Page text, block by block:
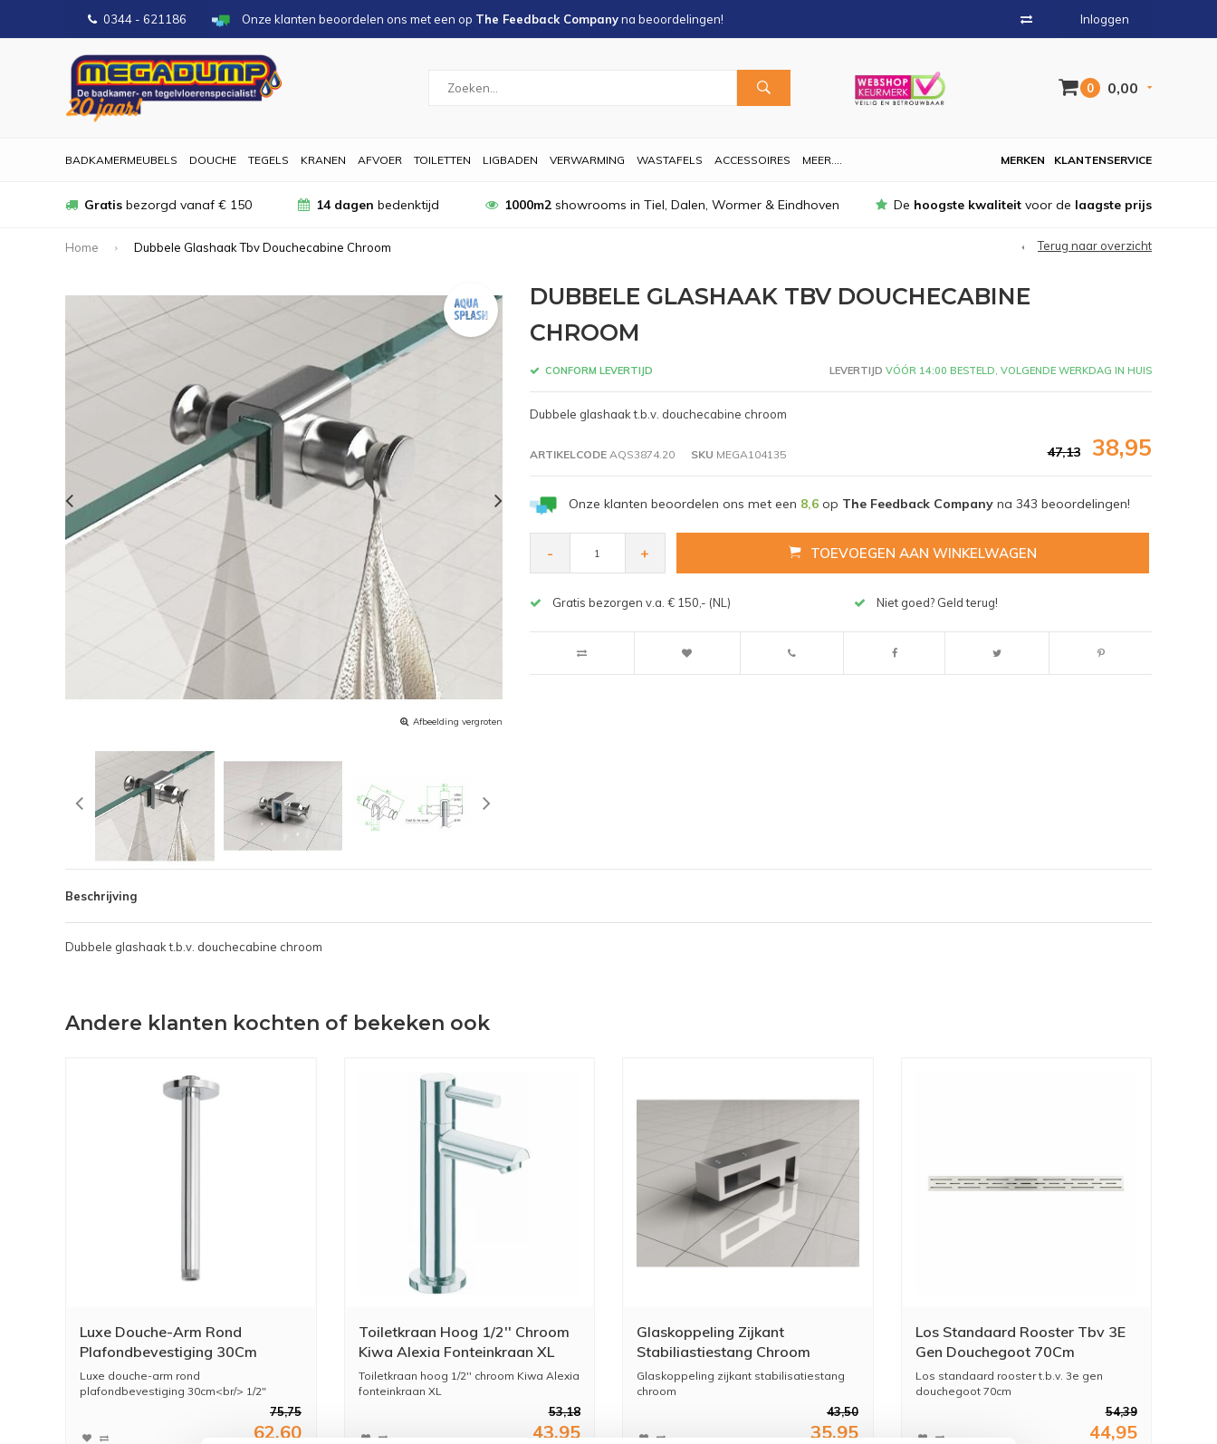
0344 - 621186 Onze klanten beoordelen ons met een op The Feedback Companyna beoordelingen! Inloggen
0 0,00
BADKAMERMEUBELS DOUCHE TEGELS KRANEN AFVOER TOILETTEN LIGBADEN VERWARMING WASTAFELS ACCESSOIRES MEER.... KLANTENSERVICE
MERKEN
Gratis bezorgd vanaf € 150 14 dagen bedenktijd 1000m2showrooms in Tiel, Dalen, Wormer & Eindhoven De hoogste kwaliteit voor de laagste prijs
Home Dubbele Glashaak Tbv Douchecabine Chroom Terug naar overzicht
Afbeelding vergroten
DUBBELE GLASHAAK TBV DOUCHECABINE
CHROOM
CONFORM LEVERTIJD LEVERTIJD VÓÓR 14:00 BESTELD, VOLGENDE WERKDAG IN HUIS
Dubbele glashaak t.b.v. douchecabine chroom
ARTIKELCODEAQS3874.20 SKU MEGA104135 47,13 38,95
Onze klanten beoordelen ons met een 8,6op The Feedback Companyna 343 beoordelingen!
- + TOEVOEGEN AAN WINKELWAGEN
Gratis bezorgen v.a. € 150,- (NL) Niet goed? Geld terug!
Beschrijving
Dubbele glashaak t.b.v. douchecabine chroom
Andere klanten kochten of bekeken ook
Luxe Douche-Arm Rond
Plafondbevestiging 30Cm
Chroom
Luxe douche-arm rond
plafondbevestiging 30cm<br/> 1/2"
75,75
62,60
Toiletkraan Hoog 1/2'' Chroom
Kiwa Alexia Fonteinkraan XL
Toiletkraan hoog 1/2'' chroom Kiwa Alexia
fonteinkraan XL
53,18
43,95
Glaskoppeling Zijkant
Stabiliastiestang Chroom
Glaskoppeling zijkant stabilisatiestang
chroom
43,50
35,95
Los Standaard Rooster Tbv 3E
Gen Douchegoot 70Cm
Los standaard rooster t.b.v. 3e gen
douchegoot 70cm
54,39
44,95